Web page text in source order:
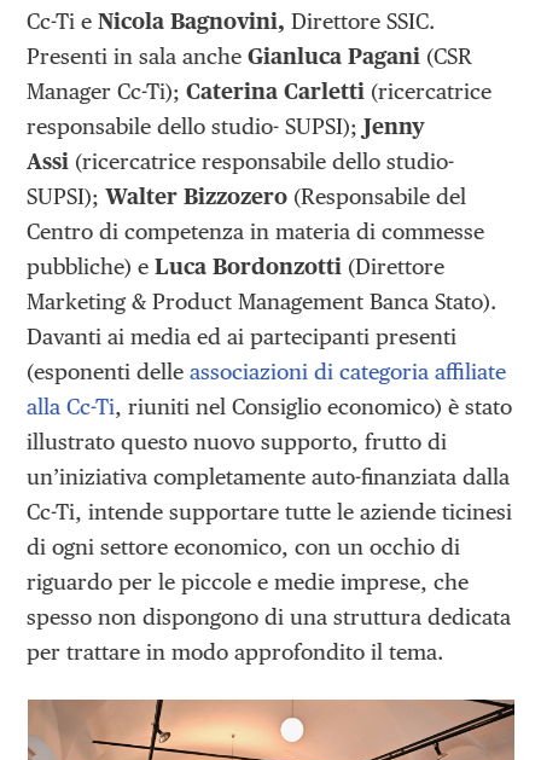
Cc-Ti eNicola Bagnovini,Direttore SSIC.
Presenti in sala ancheGianluca Pagani (CSR
Manager Cc-Ti);Caterina Carletti (ricercatrice
responsabile dello studio- SUPSI);Jenny
Assi (ricercatrice responsabile dello studio-
SUPSI); Walter Bizzozero (Responsabile del
Centro di competenza in materia di commesse
pubbliche) eLuca Bordonzotti (Direttore
Marketing & Product Management Banca Stato).
Davanti ai media ed ai partecipanti presenti
(esponenti delleassociazioni di categoria affiliate
alla Cc-Ti, riuniti nel Consiglio economico) è stato
illustrato questo nuovo supporto, frutto di
un’iniziativa completamente auto-finanziata dalla
Cc-Ti, intende supportare tutte le aziende ticinesi
di ogni settore economico, con un occhio di
riguardo per le piccole e medie imprese, che
spesso non dispongono di una struttura dedicata
per trattare in modo approfondito il tema.